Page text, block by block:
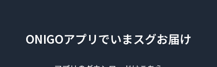
ONIGOアプリでいまスグお届け